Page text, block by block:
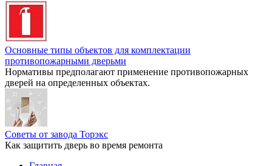
Основные типы объектов для комплектации
противопожарными дверьми
Нормативы предполагают применение противопожарных
дверей на определенных объектах.
Советы от завода Торэкс
Как защитить дверь во время ремонта